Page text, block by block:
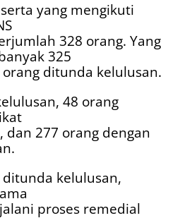
yang mengikuti
328 orang. Yang
325
ditunda kelulusan.
48 orang
dan 277 orang dengan
ditunda kelulusan,
proses remedial